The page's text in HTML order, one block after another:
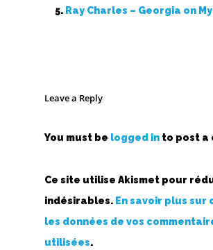
Ray Charles – Georgia on
Leave a Reply
You must be logged in to post a
Ce site utilise Akismet pour
indésirables. En savoir plus sur
les données de vos
utilisées.